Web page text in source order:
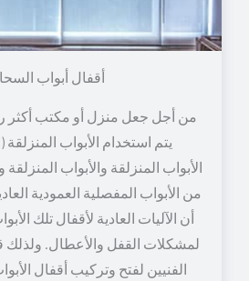
أقفال أبواب
من أجل جعل منزل أو مكتب أكثر
يتم استخدام الأبواب
الأبواب المنزلقة والأبواب المنزلقة
من الأبواب المفصلية العمودية
أن الآليات العادية لأقفال تلك
لمشكلات القفل والأعطال.
الفنيين لفتح وتركيب أقفال